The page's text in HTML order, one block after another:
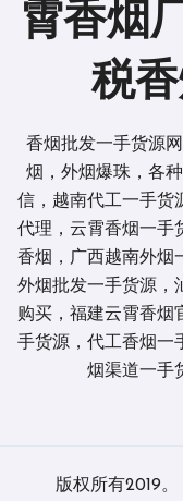
霄香烟
税
香烟批发一手货源
烟，外烟爆珠，各
信，越南代工一手货
代理，云霄香烟一手
香烟，广西越南外烟
外烟批发一手货源，
购买，福建云霄香烟
手货源，代工香烟一
烟渠道一手
版权所有2019